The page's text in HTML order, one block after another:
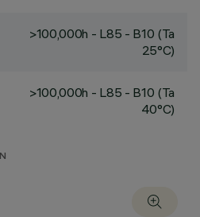
>100,000h - L85 - B10 (Ta
25°C)
>100,000h - L85 - B10 (Ta
40°C)